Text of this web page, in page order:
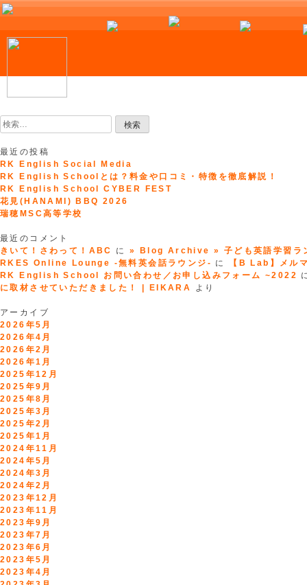
to
content
検
索:
最近の投稿
RK English Social Media
RK English Schoolとは？料金や口コミ・特徴を徹底解説！
RK English School CYBER FEST
花見(HANAMI) BBQ 2026
瑞穂MSC高等学校
最近のコメント
きいて！さわって！ABC
に» Blog Archive » 子ども英語学習ラ
RKES Online Lounge -無料英会話ラウンジ- に
【B Lab】メ
RK English School お問い合わせ／お申し込みフォーム ~2022
に取材させていただきました！ | EIKARA
より
アーカイブ
2026年5月
2026年4月
2026年2月
2026年1月
2025年12月
2025年9月
2025年8月
2025年3月
2025年2月
2025年1月
2024年11月
2024年5月
2024年3月
2024年2月
2023年12月
2023年11月
2023年9月
2023年7月
2023年6月
2023年5月
2023年4月